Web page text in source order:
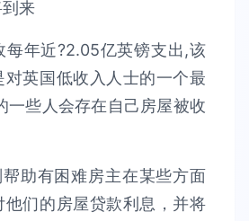
每年近?2.05亿英镑支出,该
英国低收入人士的一个最
一些人会存在自己房屋被收
助有困难房主在某些方面
他们的房屋贷款利息，并将